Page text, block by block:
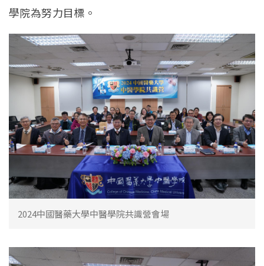
學院為努力目標。
2024中國醫藥大學中醫學院共識營會場